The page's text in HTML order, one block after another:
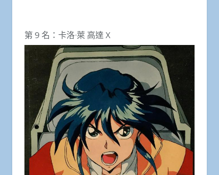
第 9 名：卡洛·萊 高達 X